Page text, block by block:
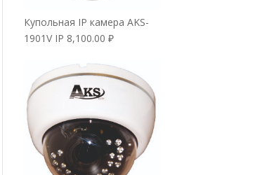
Купольная IP камера AKS-
1901V IP 8,100.00₽